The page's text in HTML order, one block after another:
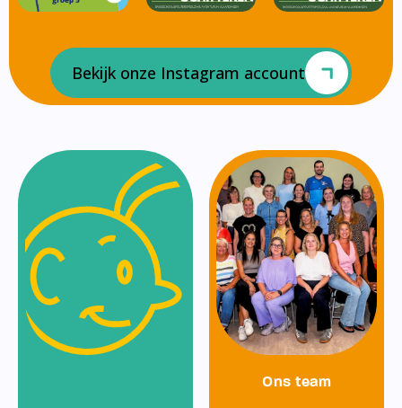
Bekijk onze Instagram account
Ons team